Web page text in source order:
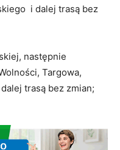
i dalej trasą bez
następnie
Targowa,
trasą bez zmian;